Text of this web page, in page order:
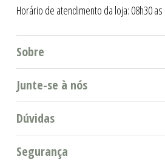
Horário de atendimento da loja: 08h30 as
Sobre
Junte-se à nós
Dúvidas
Segurança